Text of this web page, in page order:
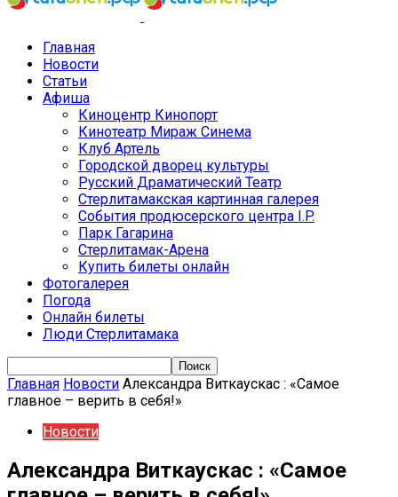
Главная
Новости
Статьи
Афиша
Киноцентр Кинопорт
Кинотеатр Мираж Синема
Клуб Артель
Городской дворец культуры
Русский Драматический Театр
Стерлитамакская картинная галерея
События продюсерского центра I.P.
Парк Гагарина
Стерлитамак-Арена
Купить билеты онлайн
Фотогалерея
Погода
Онлайн билеты
Люди Стерлитамака
Главная Новости Александра Виткаускас : «Самое
главное – верить в себя!»
Новости
Александра Виткаускас : «Самое